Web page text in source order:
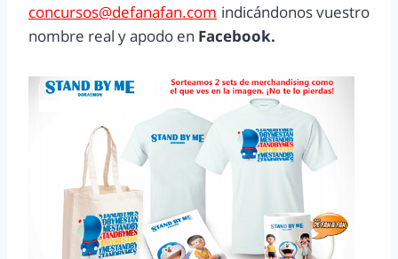
concursos@defanafan.com indicándonos vuestro
nombre real y apodo en Facebook.